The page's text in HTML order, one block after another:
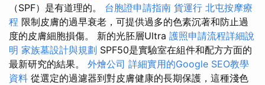
（SPF）是有道理的。 台胞證申請指南 貨運行 北屯按摩療
程 限制皮膚的過早衰老，可提供過多的色素沉著和防止過
度的皮膚細胞損傷。 新的光胚層Ultra 護照申請流程詳細說
明 家族墓設計與規劃 SPF50是實驗室在組件和配方方面的
最新研究的結果。 外燴公司 詳細實用的Google SEO教學
資料 從選定的過濾器到對皮膚健康的長期保護，這種淺色